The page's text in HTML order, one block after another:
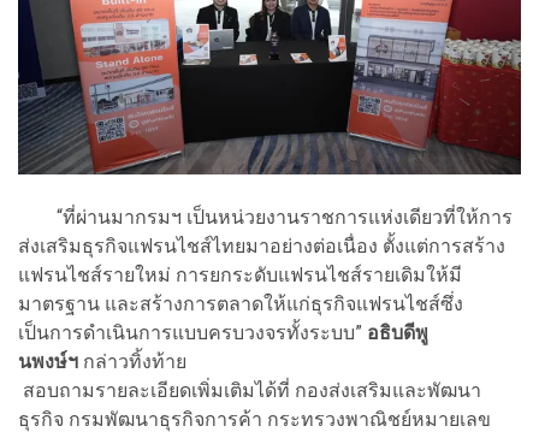
“ที่ผ่านมากรมฯ เป็นหน่วยงานราชการแห่งเดียวที่ให้การ
ส่งเสริมธุรกิจแฟรนไชส์ไทยมาอย่างต่อเนื่อง ตั้งแต่การสร้าง
แฟรนไชส์รายใหม่ การยกระดับแฟรนไชส์รายเดิมให้มี
มาตรฐาน และสร้างการตลาดให้แก่ธุรกิจแฟรนไชส์ซึ่ง
เป็นการดำเนินการแบบครบวงจรทั้งระบบ” อธิบดีพู
นพงษ์ฯ กล่าวทิ้งท้าย
สอบถามรายละเอียดเพิ่มเติมได้ที่ กองส่งเสริมและพัฒนา
ธุรกิจ กรมพัฒนาธุรกิจการค้า กระทรวงพาณิชย์หมายเลข